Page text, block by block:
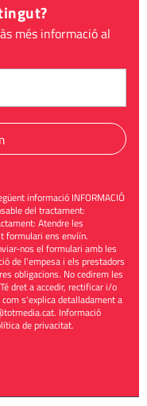
més informació al
informació INFORMACIÓ
del tractament:
Atendre les
formulari ens enviïn.
nos el formulari amb les
de l'empesa i els prestadors
obligacions. No cedirem les
dret a accedir, rectificar i/o
s'explica detalladament a
. Informació
de privacitat.